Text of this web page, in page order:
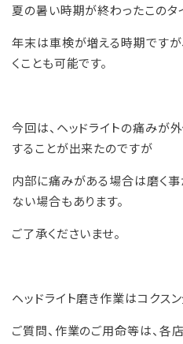
夏の暑い時期が終わったこのタ
年末は車検が増える時期です
くことも可能です。
今回は、ヘッドライトの痛みが
することが出来たのですが
内部に痛みがある場合は磨く
ない場合もあります。
ご了承くださいませ。
ヘッドライト磨き作業はコクス
ご質問、作業のご用命等は、各